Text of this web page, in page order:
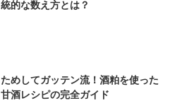
統的な数え方とは？
ためしてガッテン流！酒粕を使った
甘酒レシピの完全ガイド